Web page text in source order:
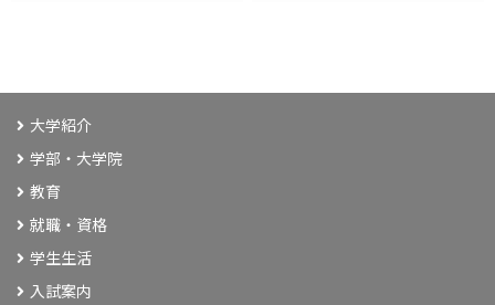
大学紹介
学部・大学院
教育
就職・資格
学生生活
入試案内